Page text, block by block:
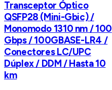
Transceptor Óptico
QSFP28 (Mini-Gbic) /
Monomodo 1310 nm / 100
Gbps / 100GBASE-LR4 /
Conectores LC/UPC
Dúplex / DDM / Hasta 10
km